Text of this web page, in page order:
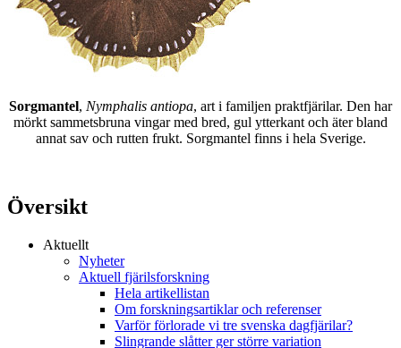
Sorgmantel, Nymphalis antiopa, art i familjen praktfjärilar. Den har
mörkt sammetsbruna vingar med bred, gul ytterkant och äter bland
annat sav och rutten frukt. Sorgmantel finns i hela Sverige.
Översikt
Aktuellt
Nyheter
Aktuell fjärilsforskning
Hela artikellistan
Om forskningsartiklar och referenser
Varför förlorade vi tre svenska dagfjärilar?
Slingrande slåtter ger större variation